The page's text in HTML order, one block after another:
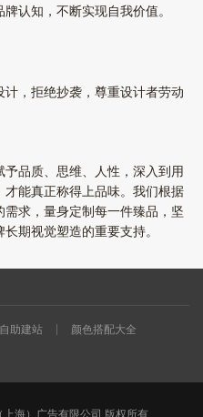
认知，不断实现自我价值。
，拒绝抄袭，尊重设计者劳动
品质、思维、人性，深入到用
才能真正称得上品味。我们根据
求，量身定制每一件臻品，坚
期视觉塑造的重要支持。
自助建站
颜色搭配大全
海）广告有限公司 版权所有